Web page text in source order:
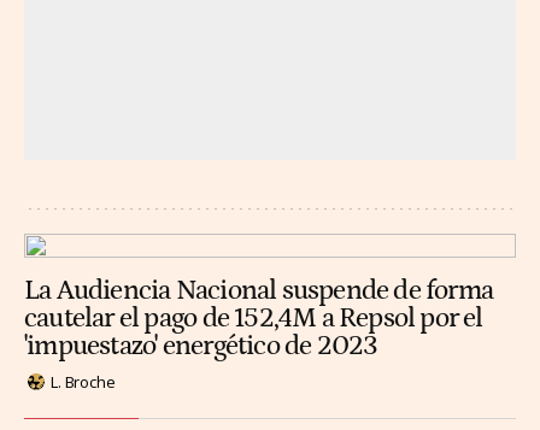
La Audiencia Nacional suspende de forma
cautelar el pago de 152,4M a Repsol por el
'impuestazo' energético de 2023
L. Broche